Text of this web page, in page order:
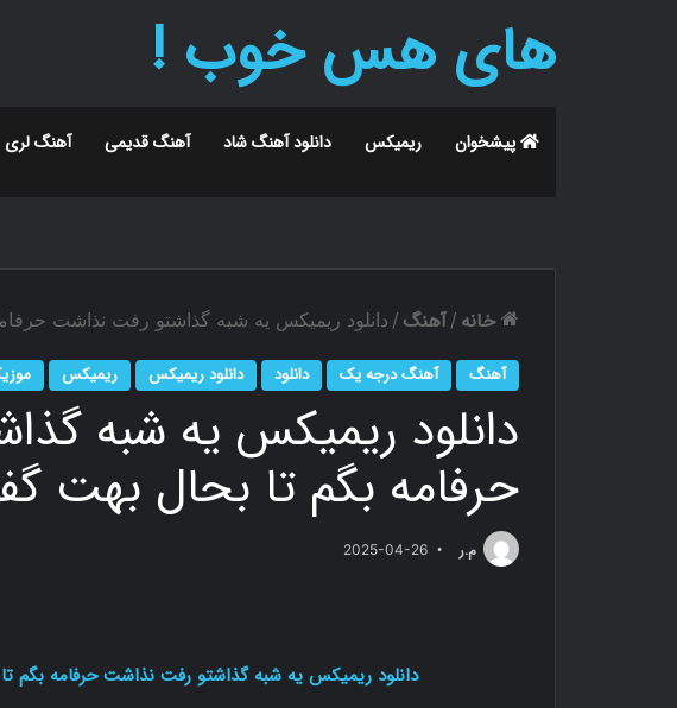
های هس خوب !
پیشخوان ریمیکس دانلود آهنگ شاد آهنگ قدیمی آهنگ لری
خانه / آهنگ / دانلود ریمیکس یه شبه گذاشتو رفت نذاشت
آهنگ آهنگ درجه یک دانلود دانلود ریمیکس ریمیکس
دانلود ریمیکس یه شبه
حرفامه بگم تا بحال بهت
م.ر 2025-04-26
دانلود ریمیکس یه شبه گذاشتو رفت نذاشت حرفامه بگم